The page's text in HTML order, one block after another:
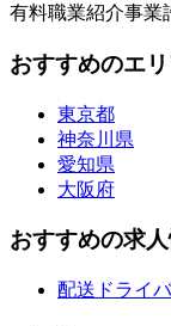
有料職業紹介事
おすすめのエ
東京都
神奈川県
愛知県
大阪府
おすすめの求
配送ドライ